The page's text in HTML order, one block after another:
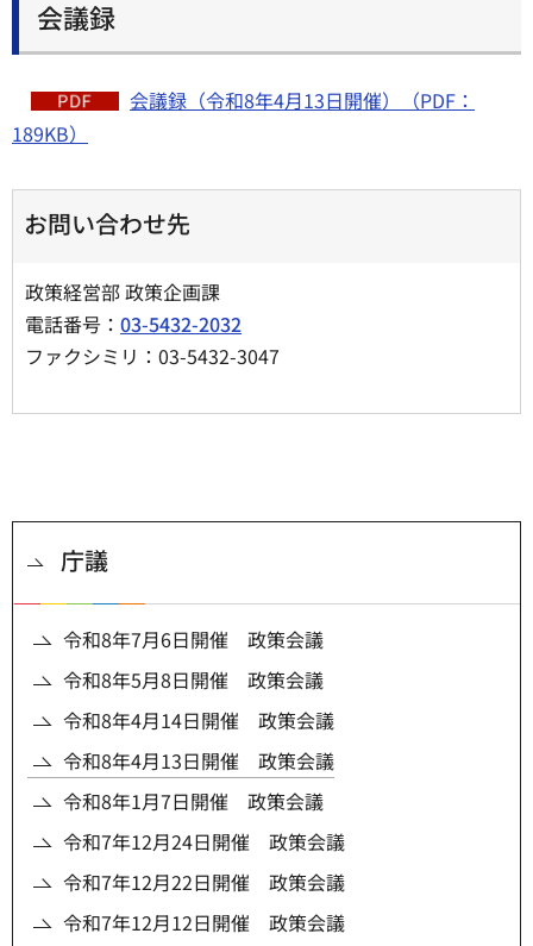
会議録
会議録（令和8年4月13日開催）（PDF：
189KB）
お問い合わせ先
政策経営部 政策企画課
電話番号： 03-5432-2032
ファクシミリ：03-5432-3047
庁議
令和8年7月6日開催 政策会議
令和8年5月8日開催 政策会議
令和8年4月14日開催 政策会議
令和8年4月13日開催 政策会議
令和8年1月7日開催 政策会議
令和7年12月24日開催 政策会議
令和7年12月22日開催 政策会議
令和7年12月12日開催 政策会議